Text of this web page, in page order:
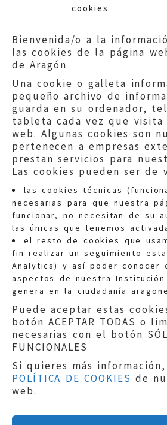
cookies
Bienvenida/o a la
las cookies de la página
de Aragón
Una cookie o galleta
pequeño archivo de
guarda en su ordenador,
tableta cada vez que visita
web. Algunas cookies son
pertenecen a empresas
prestan servicios para
Las cookies pueden ser de
las cookies técnicas
necesarias para que nuestra
funcionar, no necesitan de su
las únicas que tenemos
el resto de cookies que
fin realizar un seguimiento
Analytics) y así poder conocer
aspectos de nuestra
genera en la ciudadanía
Puede aceptar estas
botón ACEPTAR TODAS o
necesarias con el botón
FUNCIONALES
Si quieres más
POLÍTICA DE COOKIES de
web.
Quejas:
Información
Teléfonos:900 210 210
Aviso legal|Política
Protección de Datos